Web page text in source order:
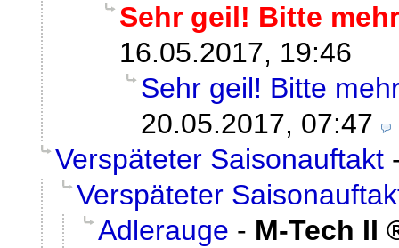
Sehr geil! Bitte
16.05.2017, 19:46
Sehr geil! Bitte
20.05.2017, 07:47
Verspäteter Saisonauftakt
Verspäteter
Adlerauge - M-Tech II